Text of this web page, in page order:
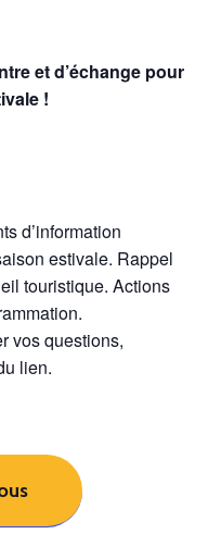
et d’échange pour
!
d’information
estivale. Rappel
touristique. Actions
vos questions,
lien.